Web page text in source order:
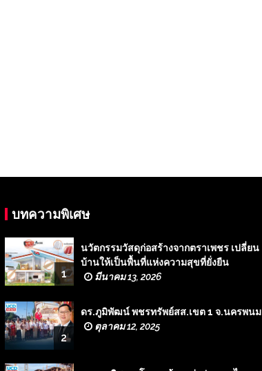
บทความพิเศษ
1
นวัตกรรมวัสดุก่อสร้างจากตราเพชร เปลี่ยน
บ้านให้เป็นพื้นที่แห่งความสุขที่ยั่งยืน
มีนาคม 13, 2026
2
ดร.ภูมิพัฒน์ พชรทรัพย์สส.เขต 1 จ.นครพนม
ตุลาคม 12, 2025